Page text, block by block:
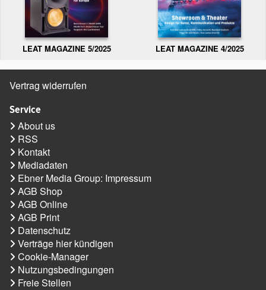
LEAT MAGAZINE 5/2025 LEAT MAGAZINE 4/2025
Vertrag widerrufen
Service
About us
RSS
Kontakt
Mediadaten
Ebner Media Group: Impressum
AGB Shop
AGB Online
AGB Print
Datenschutz
Verträge hier kündigen
Cookie-Manager
Nutzungsbedingungen
Freie Stellen